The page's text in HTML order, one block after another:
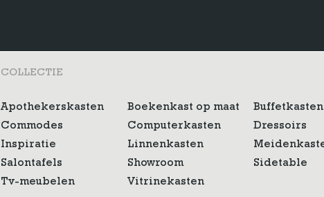
COLLECTIE
Apothekerskasten Boekenkast op maat Buffetkasten
Commodes
Computerkasten Dressoirs
Inspiratie
Linnenkasten
Salontafels
Showroom Sidetable
Tv-meubelen
Vitrinekasten